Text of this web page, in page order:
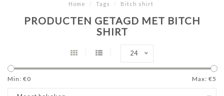
Home / Tags / Bitch shirt
PRODUCTEN GETAGD MET BITCH
SHIRT
24
Min: €0 Max: €5